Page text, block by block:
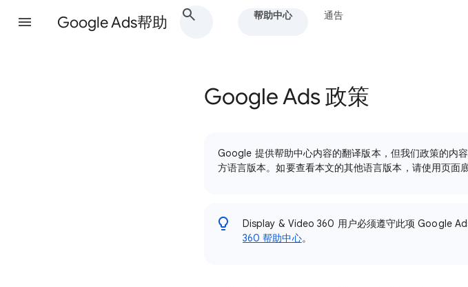
Google Ads帮助 帮助中心 通告
Google Ads 政策
Google 提供帮助中心内容的翻译版本，但我们政策的内
方语言版本。如要查看本文的其他语言版本，请使用页面
Display & Video 360 用户必须遵守此项 Google
360 帮助中心。